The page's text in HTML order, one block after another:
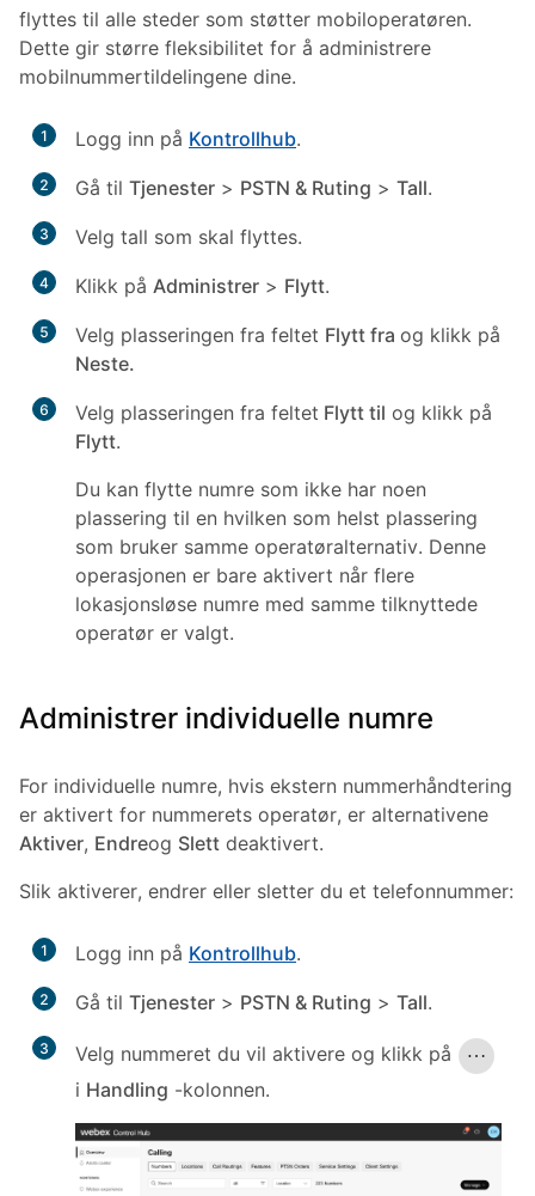
flyttes til alle steder som støtter mobiloperatøren.
Dette gir større fleksibilitet for å administrere
mobilnummertildelingene dine.
1 Logg inn på Kontrollhub.
2 Gå til Tjenester > PSTN & Ruting > Tall.
3 Velg tall som skal flyttes.
4 Klikk på Administrer > Flytt.
5 Velg plasseringen fra feltet Flytt fra og klikk på
Neste.
6 Velg plasseringen fra feltet Flytt til og klikk på
Flytt.
Du kan flytte numre som ikke har noen
plassering til en hvilken som helst plassering
som bruker samme operatøralternativ. Denne
operasjonen er bare aktivert når flere
lokasjonsløse numre med samme tilknyttede
operatør er valgt.
Administrer individuelle numre
For individuelle numre, hvis ekstern nummerhåndtering
er aktivert for nummerets operatør, er alternativene
Aktiver, Endreog Slett deaktivert.
Slik aktiverer, endrer eller sletter du et telefonnummer:
1 Logg inn på Kontrollhub.
2 Gå til Tjenester > PSTN & Ruting > Tall.
3
Velg nummeret du vil aktivere og klikk på
i Handling -kolonnen.